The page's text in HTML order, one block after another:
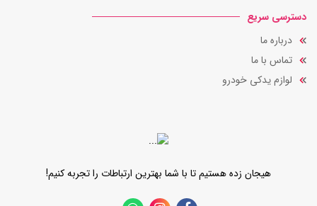
دسترسی سریع
درباره ما
تماس با ما
لوازم یدکی خودرو
هیجان زده هستیم تا با شما بهترین ارتباطات را تجربه کنیم!